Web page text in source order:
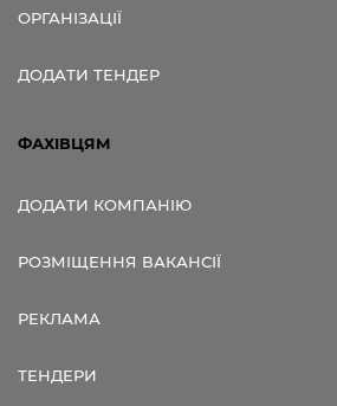
ОРГАНІЗАЦІЇ
ДОДАТИ ТЕНДЕР
ФАХІВЦЯМ
ДОДАТИ КОМПАНІЮ
РОЗМІЩЕННЯ ВАКАНСІЇ
РЕКЛАМА
ТЕНДЕРИ